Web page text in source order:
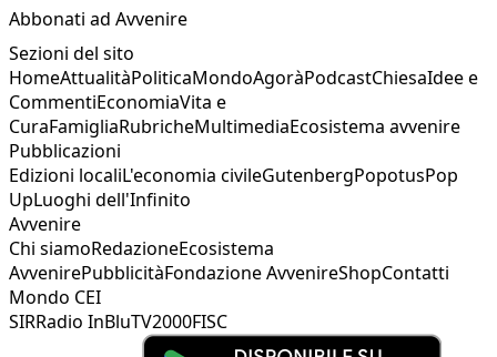
Abbonati ad Avvenire
Sezioni del sito
HomeAttualitàPoliticaMondoAgoràPodcastChiesaIdee e
CommentiEconomiaVita e
CuraFamigliaRubricheMultimediaEcosistema avvenire
Pubblicazioni
Edizioni localiL'economia civileGutenbergPopotusPop
UpLuoghi dell'Infinito
Avvenire
Chi siamoRedazioneEcosistema
AvvenirePubblicitàFondazione AvvenireShopContatti
Mondo CEI
SIRRadio InBluTV2000FISC